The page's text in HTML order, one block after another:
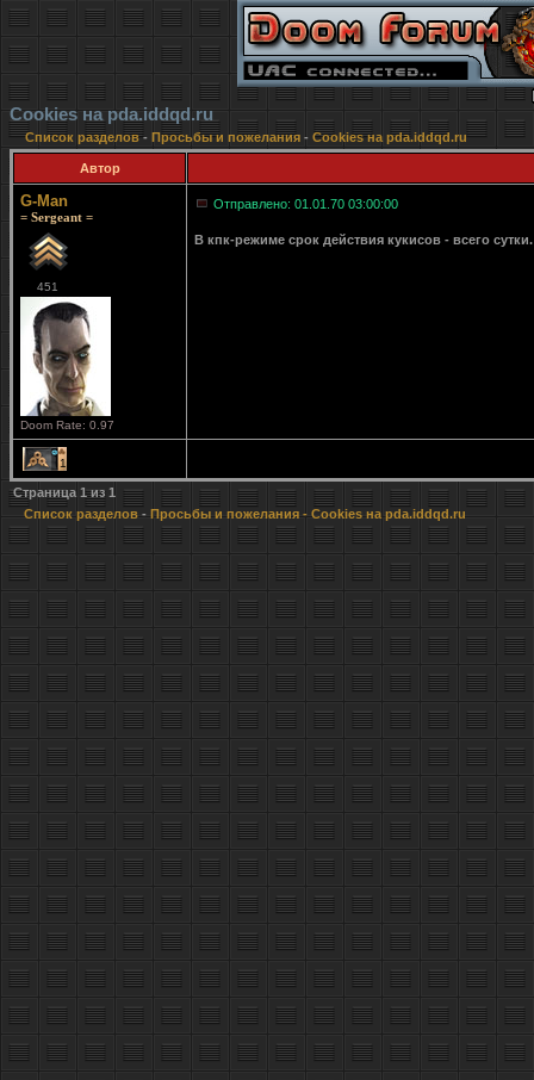
Cookies на pda.iddqd.ru
Список разделов- Просьбы и пожелания - Cookies на pda.iddqd.ru
Автор
G-Man
= Sergeant =
451
Doom Rate: 0.97
Отправлено: 01.01.70 03:00:00
В кпк-режиме срок действия кукисов - всего
1
Страница 1из 1
Список разделов - Просьбы и пожелания - Cookies на pda.iddqd.ru